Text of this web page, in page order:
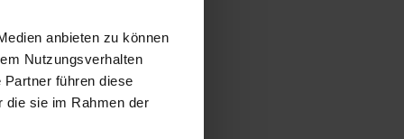
anbieten zu können
Nutzungsverhalten
führen diese
die sie im Rahmen der
– geprägt von